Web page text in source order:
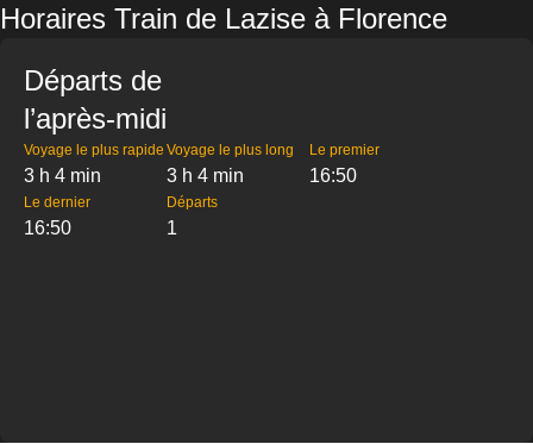
Horaires Train de Lazise à Florence
Départs de
l’après-midi
Voyage le plus rapide
3 h 4 min
Voyage le plus long
3 h 4 min
Le premier
16:50
Le dernier
16:50
Départs
1